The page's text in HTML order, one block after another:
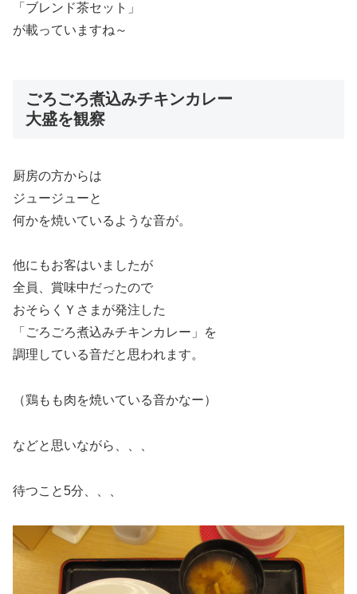
「ブレンド茶セット」
が載っていますね～
ごろごろ煮込みチキンカレー
大盛を観察
厨房の方からは
ジュージューと
何かを焼いているような音が。
他にもお客はいましたが
全員、賞味中だったので
おそらくＹさまが発注した
「ごろごろ煮込みチキンカレー」を
調理している音だと思われます。
（鶏もも肉を焼いている音かなー）
などと思いながら、、、
待つこと5分、、、